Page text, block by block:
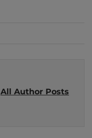
All Author Posts